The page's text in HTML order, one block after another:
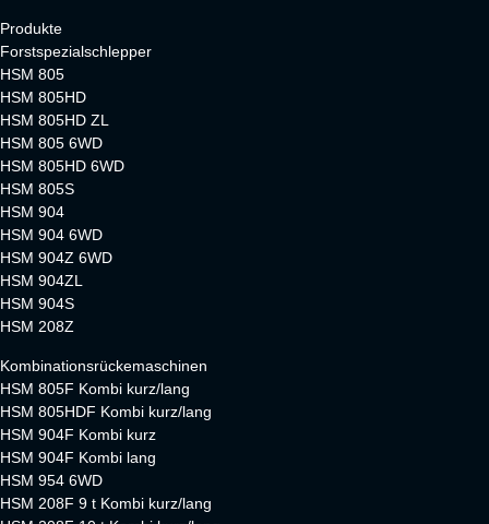
Produkte
Forstspezialschlepper
HSM 805
HSM 805HD
HSM 805HD ZL
HSM 805 6WD
HSM 805HD 6WD
HSM 805S
HSM 904
HSM 904 6WD
HSM 904Z 6WD
HSM 904ZL
HSM 904S
HSM 208Z
Kombinationsrückemaschinen
HSM 805F Kombi kurz/lang
HSM 805HDF Kombi kurz/lang
HSM 904F Kombi kurz
HSM 904F Kombi lang
HSM 954 6WD
HSM 208F 9 t Kombi kurz/lang